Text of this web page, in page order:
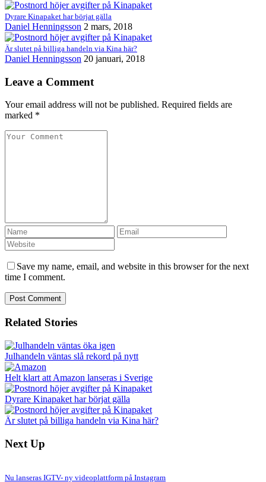
Dyrare Kinapaket har börjat gälla
Daniel Henningsson 2 mars, 2018
Är slutet på billiga handeln via Kina här?
Daniel Henningsson 20 januari, 2018
Leave a Comment
Your email address will not be published. Required fields are
marked *
Save my name, email, and website in this browser for the next
time I comment.
Related Stories
Julhandeln väntas slå rekord på nytt
Helt klart att Amazon lanseras i Sverige
Dyrare Kinapaket har börjat gälla
Är slutet på billiga handeln via Kina här?
Next Up
Nu lanseras IGTV- ny videoplattform på Instagram